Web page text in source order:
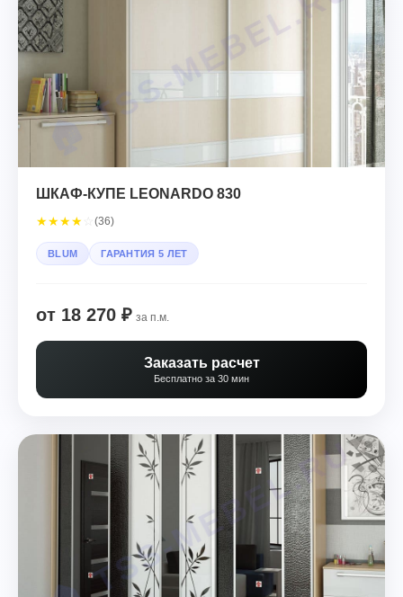
ШКАФ-КУПЕ LEONARDO 830
★★★★ (36)
BLUM ГАРАНТИЯ 5 ЛЕТ
от 18 270 ₽ за п.м.
Заказать расчет
Бесплатно за 30 мин